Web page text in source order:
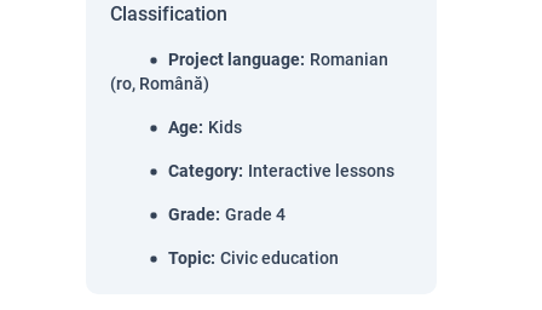
Classification
Project language: Romanian
(ro, Română)
Age: Kids
Category: Interactive lessons
Grade: Grade 4
Topic: Civic education